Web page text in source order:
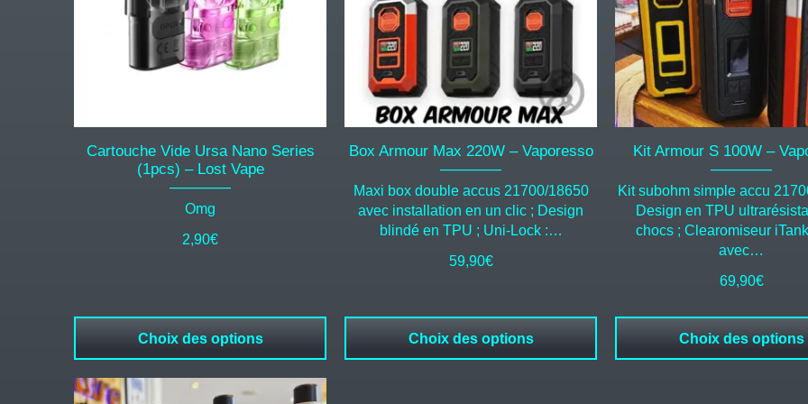
Cartouche Vide Ursa Nano Series
(1pcs) – Lost Vape
Omg
2,90€
Choix des options
produit
Box Armour Max 220W – Vaporesso
Maxi box double accus 21700/18650
avec installation en un clic ; Design
blindé en TPU ; Uni-Lock :…
59,90€
Choix des options
peuvent
choisies
page
produit
Kit Armour S 100W –
Kit subohm simple accu
Design en TPU
chocs ; Clearomiseur
avec…
69,90€
Choix des options
peuvent
être
choisies
sur
la
page
produit
Ce